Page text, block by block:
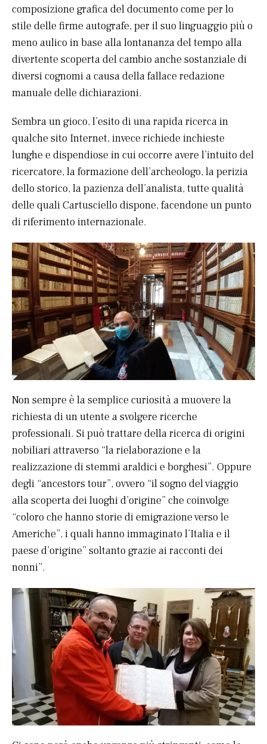
composizione grafica del documento come per lo
stile delle firme autografe, per il suo linguaggio più o
meno aulico in base alla lontananza del tempo alla
divertente scoperta del cambio anche sostanziale di
diversi cognomi a causa della fallace redazione
manuale delle dichiarazioni.
Sembra un gioco, l’esito di una rapida ricerca in
qualche sito Internet, invece richiede inchieste
lunghe e dispendiose in cui occorre avere l’intuito del
ricercatore, la formazione dell’archeologo, la perizia
dello storico, la pazienza dell’analista, tutte qualità
delle quali Cartusciello dispone, facendone un punto
di riferimento internazionale.
Non sempre è la semplice curiosità a muovere la
richiesta di un utente a svolgere ricerche
professionali. Si può trattare della ricerca di origini
nobiliari attraverso “la rielaborazione e la
realizzazione di stemmi araldici e borghesi”. Oppure
degli “ancestors tour”, ovvero “il sogno del viaggio
alla scoperta dei luoghi d’origine” che coinvolge
“coloro che hanno storie di emigrazione verso le
Americhe”, i quali hanno immaginato l’Italia e il
paese d’origine” soltanto grazie ai racconti dei
nonni”.